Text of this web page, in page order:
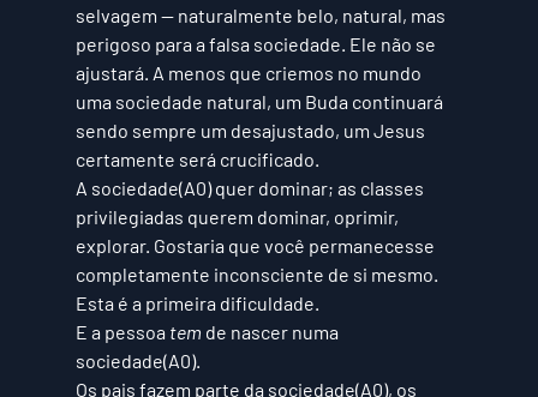
selvagem — naturalmente belo, natural, mas
perigoso para a falsa sociedade. Ele não se
ajustará. A menos que criemos no mundo
uma sociedade natural, um Buda continuará
sendo sempre um desajustado, um Jesus
certamente será crucificado.
A sociedade(A0) quer dominar; as classes
privilegiadas querem dominar, oprimir,
explorar. Gostaria que você permanecesse
completamente inconsciente de si mesmo.
Esta é a primeira dificuldade.
E a pessoa tem de nascer numa
sociedade(A0).
Os pais fazem parte da sociedade(A0), os